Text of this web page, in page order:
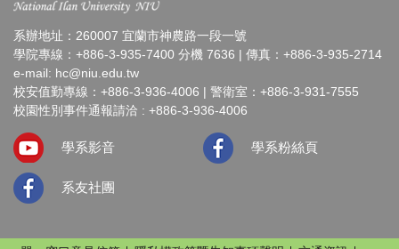
系辦地址：260007 宜蘭市神農路一段一號
學院專線：+886-3-935-7400 分機 7636 | 傳真：+886-3-935-2714
e-mail: hc@niu.edu.tw
校安值勤專線：+886-3-936-4006 | 警衛室：+886-3-931-7555
校園性別事件通報請洽 : +886-3-936-4006
學系影音 學系粉絲頁
系友社團